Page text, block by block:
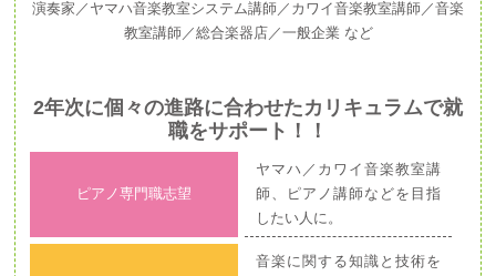
演奏家／ヤマハ音楽教室システム講師／カワイ音楽教室講師／音楽
教室講師／総合楽器店／一般企業 など
2年次に個々の進路に合わせたカリキュラムで就
職をサポート！！
ピアノ専門職志望
ヤマハ／カワイ音楽教室講
師、ピアノ講師などを目指
したい人に。
音楽に関する知識と技術を